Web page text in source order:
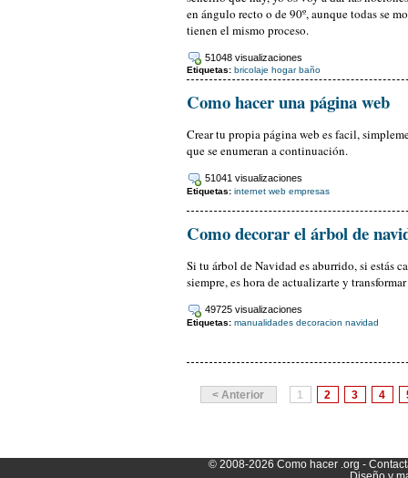
en ángulo recto o de 90º, aunque todas se
tienen el mismo proceso.
51048 visualizaciones
Etiquetas: bricolaje hogar baño
Como hacer una página web
Crear tu propia página web es facil,
que se enumeran a continuación.
51041 visualizaciones
Etiquetas: internet web empresas
Como decorar el árbol de
Si tu árbol de Navidad es aburrido, si estás
siempre, es hora de actualizarte y
49725 visualizaciones
Etiquetas: manualidades decoracion navidad
< Anterior 1 2 3 4
© 2008-2026Como hacer .org -